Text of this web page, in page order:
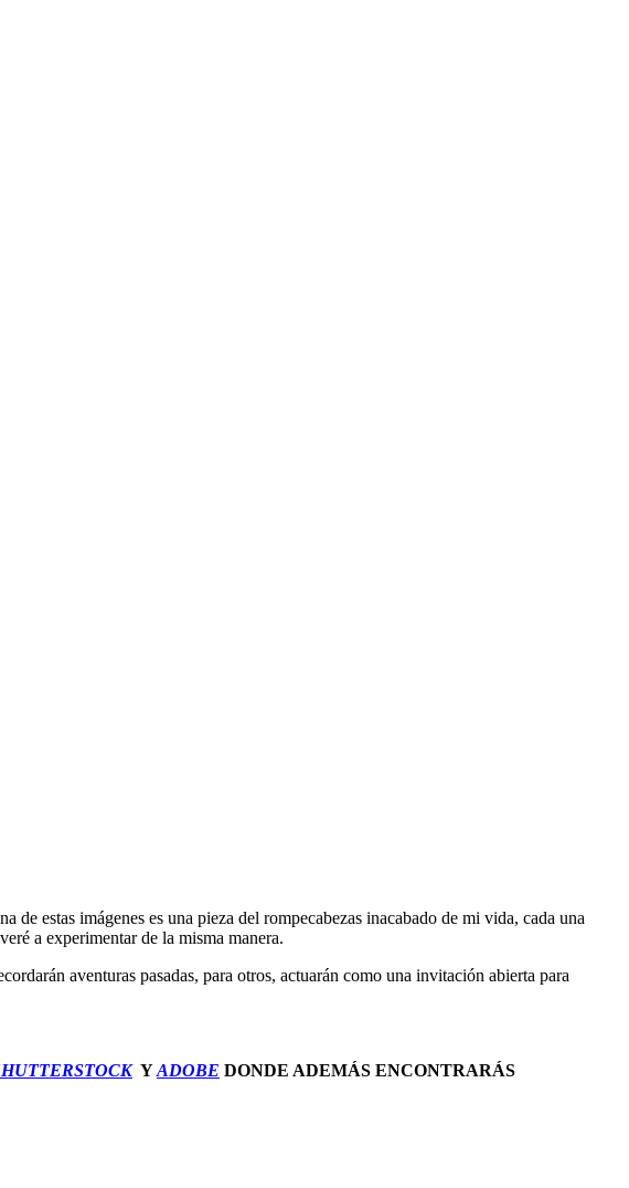
estas imágenes es una pieza del rompecabezas inacabado de mi vida, cada una
a experimentar de la misma manera.
aventuras pasadas, para otros, actuarán como una invitación abierta para
YADOBE DONDE ADEMÁS ENCONTRARÁS